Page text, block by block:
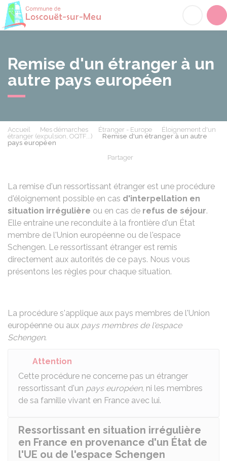
Remise d'un étranger à un
autre pays européen
Accueil Mes démarches Étranger - Europe
Éloignement d'un
étranger (expulsion, OQTF...)
Remise d'un étranger à un autre
pays européen
Partager
La remise d'un ressortissant étranger est une procédure
d'éloignement possible en cas d'interpellation en
situation irrégulière ou en cas de refus de séjour.
Elle entraîne une reconduite à la frontière d'un État
membre de l'Union européenne ou de l'espace
Schengen. Le ressortissant étranger est remis
directement aux autorités de ce pays. Nous vous
présentons les règles pour chaque situation.
La procédure s'applique aux pays membres de l'Union
européenne ou aux pays membres de l'espace
Schengen.
Attention
Cette procédure ne concerne pas un étranger
ressortissant d'un pays européen, ni les membres
de sa famille vivant en France avec lui.
Ressortissant en situation irrégulière
en France en provenance d'un État de
l'UE ou de l'espace Schengen